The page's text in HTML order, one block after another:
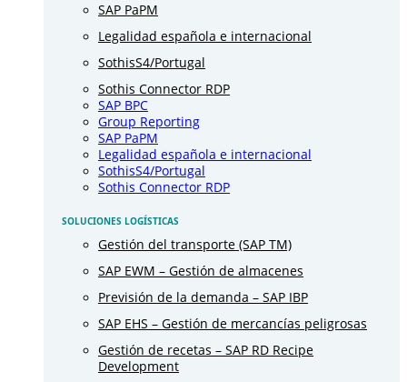
SAP PaPM
Legalidad española e internacional
SothisS4/Portugal
Sothis Connector RDP
SAP BPC
Group Reporting
SAP PaPM
Legalidad española e internacional
SothisS4/Portugal
Sothis Connector RDP
SOLUCIONES LOGÍSTICAS
Gestión del transporte (SAP TM)
SAP EWM – Gestión de almacenes
Previsión de la demanda – SAP IBP
SAP EHS – Gestión de mercancías peligrosas
Gestión de recetas – SAP RD Recipe
Development